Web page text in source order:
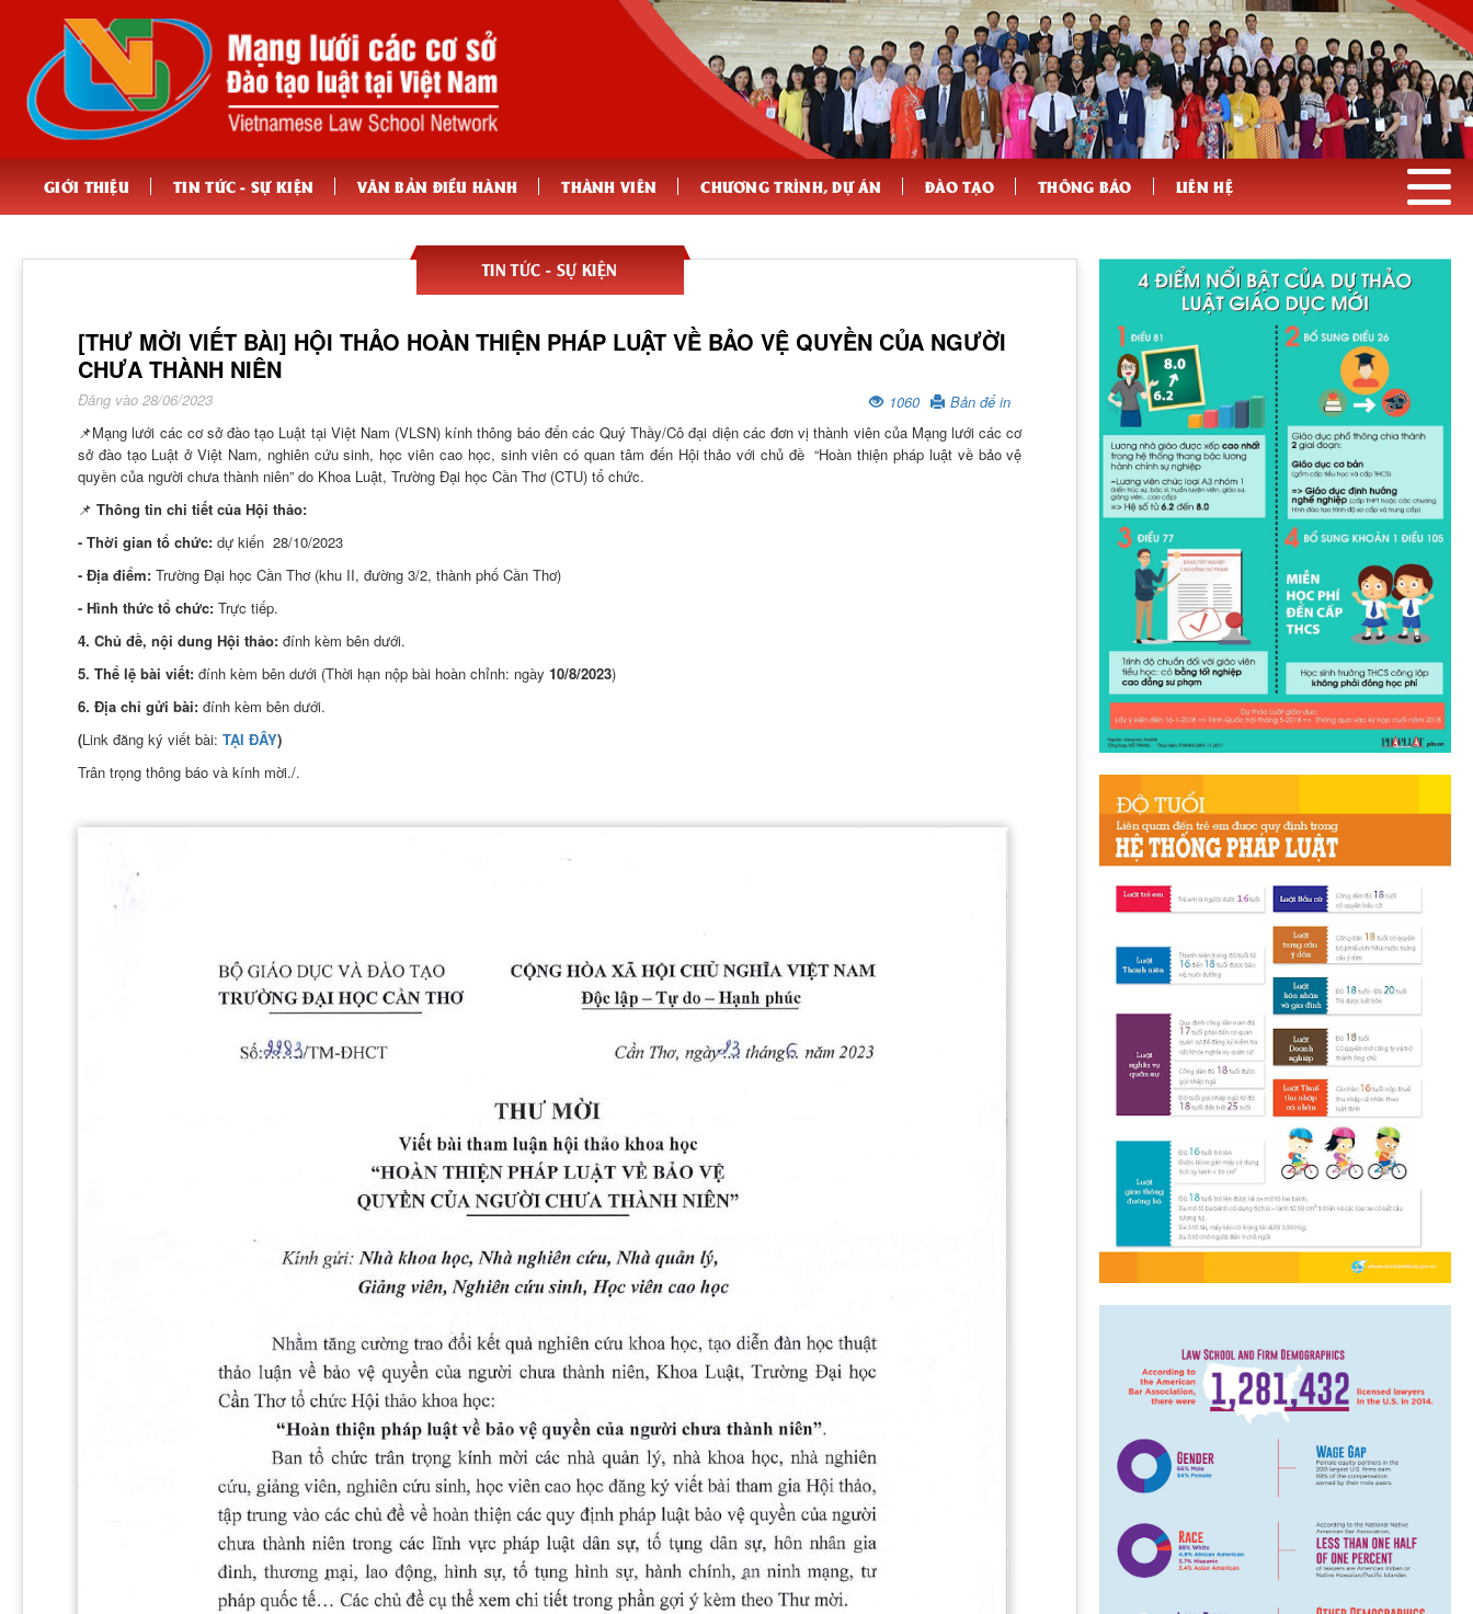
GIỚI THIỆU TIN TỨC - SỰ KIỆN VĂN BẢN ĐIỀU HÀNH THÀNH VIÊN CHƯƠNG TRÌNH, DỰ ÁN ĐÀO TẠO THÔNG BÁO LIÊN HỆ
TIN TỨC - SỰ KIỆN
[THƯ MỜI VIẾT BÀI] HỘI THẢO HOÀN THIỆN PHÁP LUẬT VỀ BẢO VỆ QUYỀN CỦA NGƯỜI
CHƯA THÀNH NIÊN
Đăng vào 28/06/2023 1060
Bản để in
📌Mạng lưới các cơ sở đào tạo Luật tại Việt Nam (VLSN) kính thông báo đến các Quý Thầy/Cô đại diện các đơn vị thành viên của Mạng lưới các cơ
sở đào tạo Luật ở Việt Nam, nghiên cứu sinh, học viên cao học, sinh viên có quan tâm đến Hội thảo với chủ đề “Hoàn thiện pháp luật về bảo vệ
quyền của người chưa thành niên” do Khoa Luật, Trường Đại học Cần Thơ (CTU) tổ chức.
📌 Thông tin chi tiết của Hội thảo:
- Thời gian tổ chức: dự kiến 28/10/2023
- Địa điểm: Trường Đại học Cần Thơ (khu II, đường 3/2, thành phố Cần Thơ)
- Hình thức tổ chức: Trực tiếp.
4. Chủ đề, nội dung Hội thảo: đính kèm bên dưới.
5. Thể lệ bài viết: đính kèm bên dưới (Thời hạn nộp bài hoàn chỉnh: ngày 10/8/2023)
6. Địa chỉ gửi bài: đính kèm bên dưới.
(Link đăng ký viết bài: TẠI ĐÂY)
Trân trọng thông báo và kính mời./.